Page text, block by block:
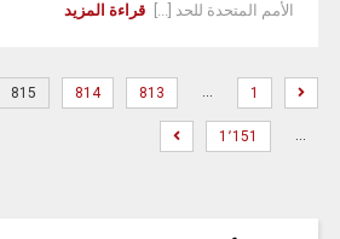
الأمم المتحدة للحد [...]
قراءة المزيد
1
…
813
814
815
… 1٬151